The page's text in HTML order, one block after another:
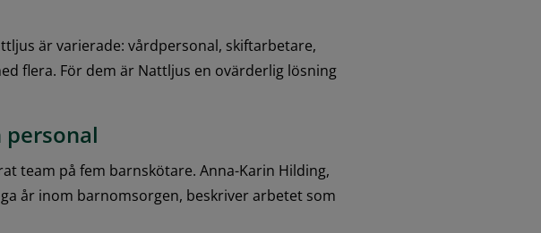
är varierade: vårdpersonal, skiftarbetare,
flera. För dem är Nattljus en ovärderlig lösning
personal
team på fem barnskötare. Anna-Karin Hilding,
år inom barnomsorgen, beskriver arbetet som